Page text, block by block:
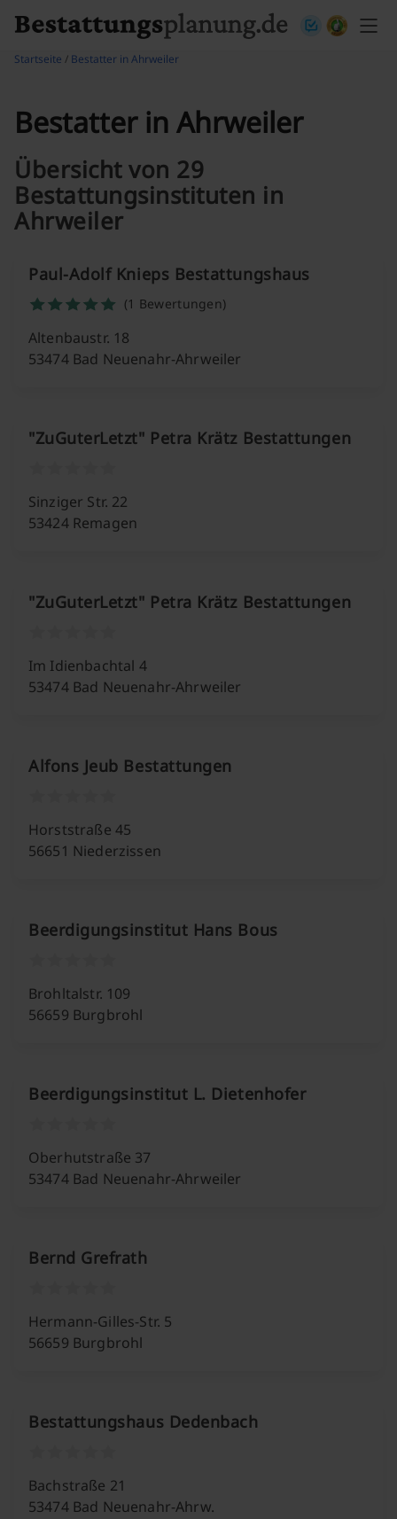
Startseite / Bestatter in Ahrweiler
Bestatter in Ahrweiler
Übersicht von 29
Bestattungsinstituten in
Ahrweiler
Paul-Adolf Knieps Bestattungshaus
(1 Bewertungen)
Altenbaustr. 18
53474 Bad Neuenahr-Ahrweiler
"ZuGuterLetzt" Petra Krätz Bestattungen
Sinziger Str. 22
53424 Remagen
"ZuGuterLetzt" Petra Krätz Bestattungen
Im Idienbachtal 4
53474 Bad Neuenahr-Ahrweiler
Alfons Jeub Bestattungen
Horststraße 45
56651 Niederzissen
Beerdigungsinstitut Hans Bous
Brohltalstr. 109
56659 Burgbrohl
Beerdigungsinstitut L. Dietenhofer
Oberhutstraße 37
53474 Bad Neuenahr-Ahrweiler
Bernd Grefrath
Hermann-Gilles-Str. 5
56659 Burgbrohl
Bestattungshaus Dedenbach
Bachstraße 21
53474 Bad Neuenahr-Ahrw.